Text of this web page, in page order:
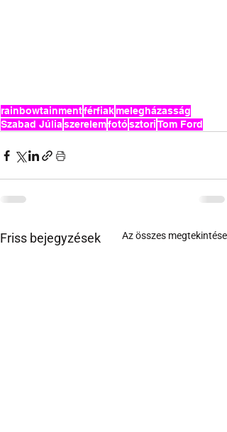
rainbowtainmentférfiakmelegházasság
Szabad JúliaszerelemfotósztoriTom Ford
Friss bejegyzések Az összes megtekintése